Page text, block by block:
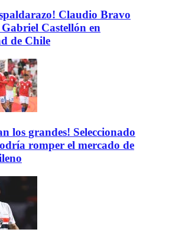
Claudio Bravo
Castellón en
de Chile
los grandes! Seleccionado
romper el mercado de